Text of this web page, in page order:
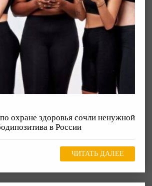
охране здоровья сочли ненужной
в России
ЧИТАТЬ ДАЛЕЕ